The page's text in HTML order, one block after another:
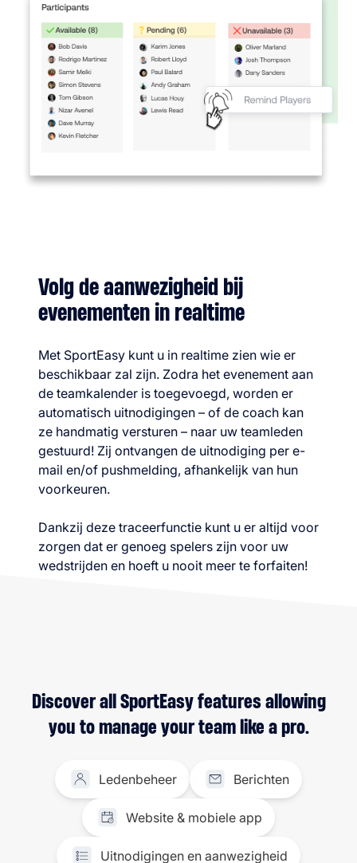
Volg de aanwezigheid bij
evenementen in realtime
Met SportEasy kunt u in realtime zien wie er
beschikbaar zal zijn. Zodra het evenement aan
de teamkalender is toegevoegd, worden er
automatisch uitnodigingen – of de coach kan
ze handmatig versturen – naar uw teamleden
gestuurd! Zij ontvangen de uitnodiging per e-
mail en/of pushmelding, afhankelijk van hun
voorkeuren.
Dankzij deze traceerfunctie kunt u er altijd voor
zorgen dat er genoeg spelers zijn voor uw
wedstrijden en hoeft u nooit meer te forfaiten!
Discover all SportEasy features allowing
you to manage your team like a pro.
Ledenbeheer Berichten
Website & mobiele app
Uitnodigingen en aanwezigheid